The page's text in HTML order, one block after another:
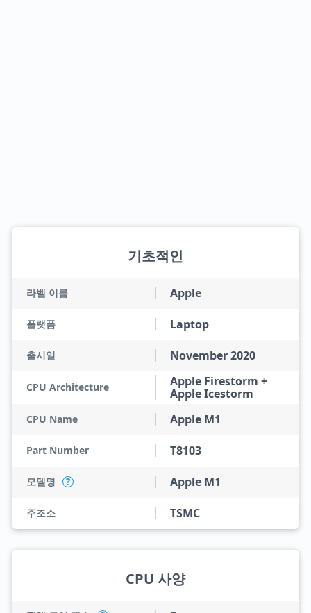
기초적인
라벨 이름 Apple
플랫폼 Laptop
출시일 November 2020
CPU Architecture
Apple Firestorm +
Apple Icestorm
CPU Name Apple M1
Part Number T8103
모델명 ? Apple M1
주조소 TSMC
CPU 사양